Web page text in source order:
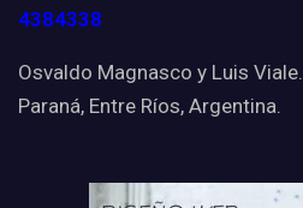
4384338
Osvaldo Magnasco y Luis Viale.
Paraná, Entre Ríos, Argentina.